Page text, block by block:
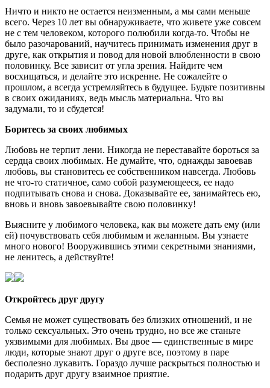
Ничто и никто не остается неизменным, а мы сами меньше
всего. Через 10 лет вы обнаруживаете, что живете уже совсем
не с тем человеком, которого полюбили когда-то. Чтобы не
было разочарований, научитесь принимать изменения друг в
друге, как открытия и повод для новой влюбленности в свою
половинку. Все зависит от угла зрения. Найдите чем
восхищаться, и делайте это искренне. Не сожалейте о
прошлом, а всегда устремляйтесь в будущее. Будьте позитивны
в своих ожиданиях, ведь мысль материальна. Что вы
задумали, то и сбудется!
Боритесь за своих любимых
Любовь не терпит лени. Никогда не переставайте бороться за
сердца своих любимых. Не думайте, что, однажды завоевав
любовь, вы становитесь ее собственником навсегда. Любовь
не что-то статичное, само собой разумеющееся, ее надо
подпитывать снова и снова. Доказывайте ее, занимайтесь ею,
вновь и вновь завоевывайте свою половинку!
Выясните у любимого человека, как вы можете дать ему (или
ей) почувствовать себя любимым и желанным. Вы узнаете
много нового! Вооружившись этими секретными знаниями,
не ленитесь, а действуйте!
Откройтесь друг другу
Семья не может существовать без близких отношений, и не
только сексуальных. Это очень трудно, но все же станьте
уязвимыми для любимых. Вы двое — единственные в мире
люди, которые знают друг о друге все, поэтому в паре
бесполезно лукавить. Гораздо лучше раскрыться полностью и
подарить друг другу взаимное приятие.